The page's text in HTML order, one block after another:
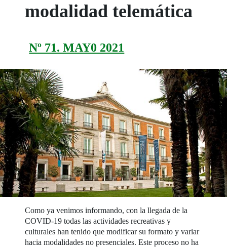
modalidad telemática
Nº 71. MAY0 2021
Como ya venimos informando, con la llegada de la
COVID-19 todas las actividades recreativas y
culturales han tenido que modificar su formato y variar
hacia modalidades no presenciales. Este proceso no ha